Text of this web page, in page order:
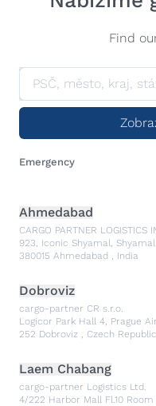
Find
Emergency
Ahmedabad
CARGO PARTNER LOGISTICS
923, Iconic Shyamal,
380015 Ahmedabad , India
Dobroviz
cargo-partner CR s.r.o.
Logicor Park Hall 4, Prague
252 Dobroviz , Czech Republic
Laem Chabang
cargo-partner Logistics Ltd.
4/222 Harbor Mall Fl.10 Room